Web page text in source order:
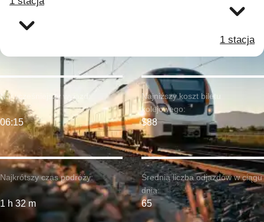
1 stacja
Najkrótszy czas podróży:
1 h 32 m
Najwcześniejszy wyjazd:
06:15
Najniższy koszt biletu
kolejowego:
$88
Średnia liczba odjazdów w ciągu
dnia:
65